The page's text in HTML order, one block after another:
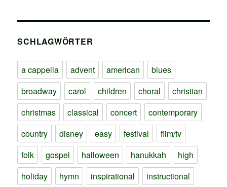
SCHLAGWÖRTER
a cappella advent american
blues
broadway
carol children choral
christian
christmas
classical concert
contemporary
country
disney easy festival
film/tv
folk
gospel halloween hanukkah
high
holiday
hymn inspirational
instructional